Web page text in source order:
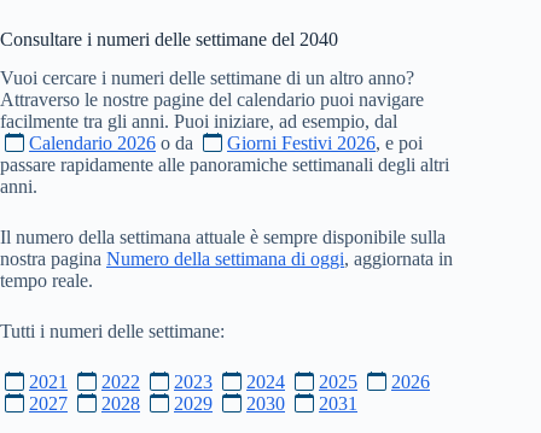
Consultare i numeri delle settimane del 2040
Vuoi cercare i numeri delle settimane di un altro anno?
Attraverso le nostre pagine del calendario puoi navigare
facilmente tra gli anni. Puoi iniziare, ad esempio, dal
Calendario 2026 o da Giorni Festivi 2026, e poi
passare rapidamente alle panoramiche settimanali degli altri
anni.
Il numero della settimana attuale è sempre disponibile sulla
nostra pagina Numero della settimana di oggi, aggiornata in
tempo reale.
Tutti i numeri delle settimane:
2021 2022 2023 2024 2025
2026
2027
2028 2029 2030 2031